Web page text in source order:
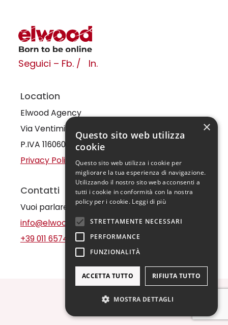
Seguici – Fb. / In.
Location
Elwood Agency
Via Ventimiglia 65, Torino - Italy
P.IVA 11606010012
Privacy Policy
Contatti
Vuoi parlare con noi?
info@elwood.agency
+39 011 657409
×
Questo sito web utilizza
cookie
Questo sito web utilizza i cookie per
migliorare la tua esperienza di navigazione.
Utilizzando il nostro sito web acconsenti a
tutti i cookie in conformità con la nostra
policy per i cookie. Leggi di più
STRETTAMENTE NECESSARI
PERFORMANCE
FUNZIONALITÀ
ACCETTA TUTTO RIFIUTA TUTTO
MOSTRA DETTAGLI